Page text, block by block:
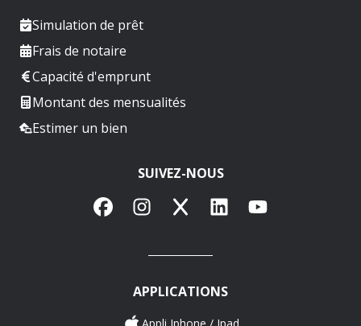
Simulation de prêt
Frais de notaire
Capacité d'emprunt
Montant des mensualités
Estimer un bien
SUIVEZ-NOUS
FacebookInstagram
X LinkedInYouTube
APPLICATIONS
Appli Iphone / Ipad